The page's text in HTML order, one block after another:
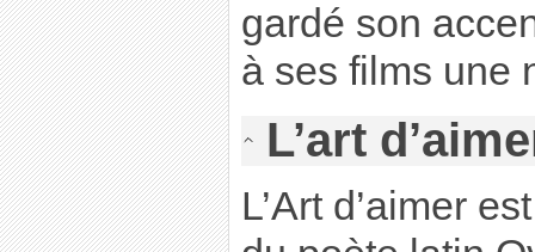
gardé son
à ses films une
L’art
L’Art d’aimer